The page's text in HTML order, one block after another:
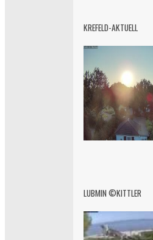
KREFELD-AKTUELL
LUBMIN ©KITTLER